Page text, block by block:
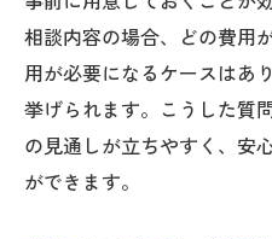
相談内容の場合、どの費用
用が必要になるケースはあ
挙げられます。こうした質
の見通しが立ちやすく、安
ができます。